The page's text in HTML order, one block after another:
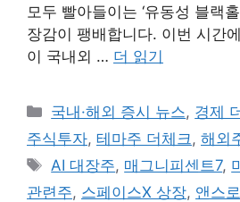
모두 빨아들이는 ‘유동성 블랙
장감이 팽배합니다. 이번 시간
이 국내외 … 더 읽기
카
테
고
리
국내·해외 증시 뉴스, 경제
주식투자, 테마주 더체크 , 해외
태
그
AI 대장주, 매그니피센트7,
관련주, 스페이스X 상장, 앤스